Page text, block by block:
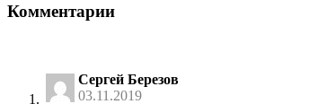
Комментарии
Сергей Березов
03.11.2019